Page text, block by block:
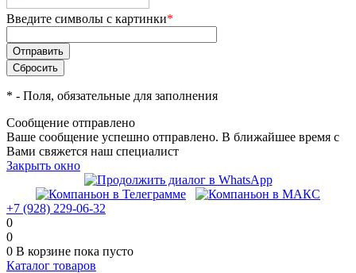
Введите символы с картинки*
* - Поля, обязательные для заполнения
Сообщение отправлено
Ваше сообщение успешно отправлено. В ближайшее время с
Вами свяжется наш специалист
Закрыть окно
+7 (928) 229-06-32
0
0
0 В корзине пока пусто
Каталог товаров